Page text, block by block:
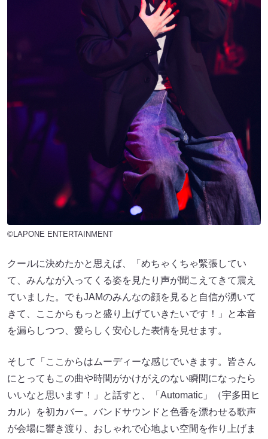
©LAPONE ENTERTAINMENT
クールに決めたかと思えば、「めちゃくちゃ緊張してい
て、みんなが入ってくる姿を見たり声が聞こえてきて震え
ていました。でもJAMのみんなの顔を見ると自信が湧いて
きて、ここからもっと盛り上げていきたいです！」と本音
を漏らしつつ、愛らしく安心した表情を見せます。
そして「ここからはムーディーな感じでいきます。皆さん
にとってもこの曲や時間がかけがえのない瞬間になったら
いいなと思います！」と話すと、「Automatic」（宇多田ヒ
カル）を初カバー。バンドサウンドと色香を漂わせる歌声
が会場に響き渡り、おしゃれで心地よい空間を作り上げま